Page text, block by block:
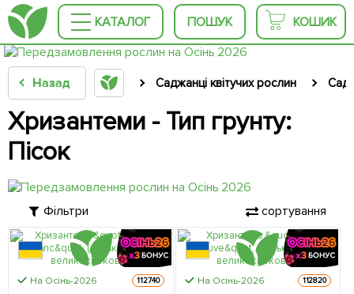
КАТАЛОГ ПОШУК КОШИК
Назад Саджанці квітучих рослин
Хризантеми - Тип грунту:
Пісок
Фільтри сортування
На Осінь-2026 112740 На Осінь-2026 112820